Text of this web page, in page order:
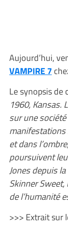
Aujourd’hui,
VAMPIRE 7
Le synopsis de
1960, Kansas.
sur une
manifestations
et dans
poursuivent
Jones depuis
Skinner
de l’humanité
>>> Extrait sur